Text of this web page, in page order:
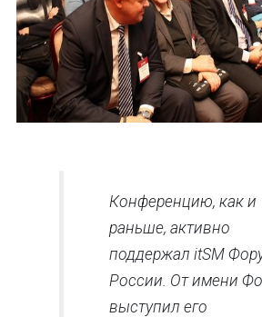
Конференцию, как и
раньше, активно
поддержал itSM
России. От имени
выступил его